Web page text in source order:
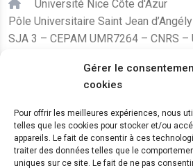
Gérer le
cookies
Pour offrir les meilleures expériences, nous
telles que les cookies pour stocker et/ou
appareils. Le fait de consentir à ces
traiter des données telles que le
uniques sur ce site. Le fait de ne pas
Université Nice Côte d'Azur
Pôle Universitaire Saint Jean d’Angély
SJA 3 – CEPAM UMR7264 – CNRS –
+33 (0)4 89 15 24 08